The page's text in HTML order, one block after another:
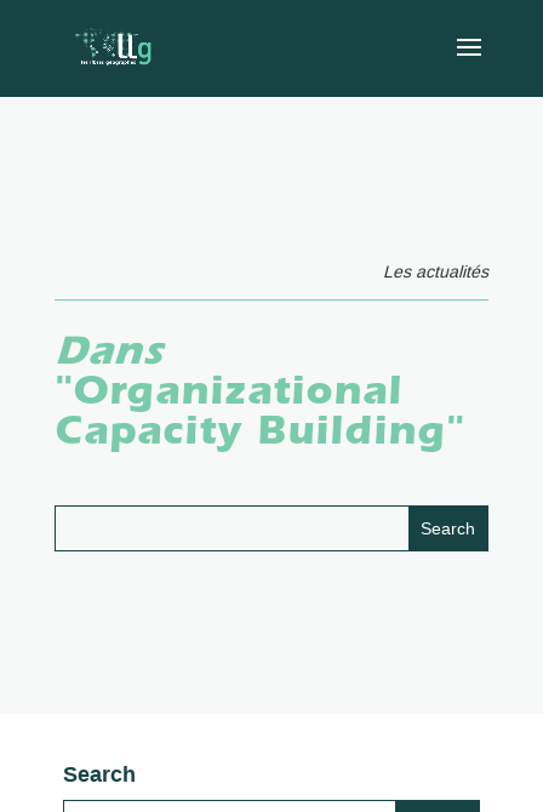
Les actualités
Dans
"Organizational
Capacity Building"
Search